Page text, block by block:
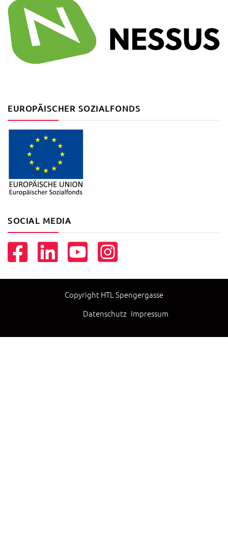
EUROPÄISCHER SOZIALFONDS
SOCIAL MEDIA
Copyright HTL Spengergasse
Datenschutz Impressum